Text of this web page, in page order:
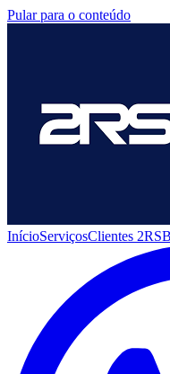
Pular para o conteúdo
InícioServiçosClientes 2RS